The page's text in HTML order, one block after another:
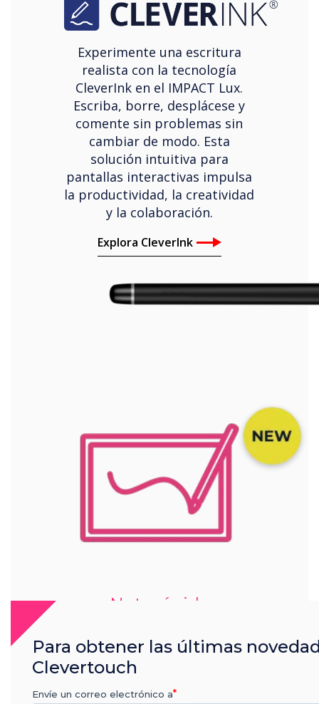
Experimente una escritura
realista con la tecnología
CleverInk en el IMPACT Lux.
Escriba, borre, desplácese y
comente sin problemas sin
cambiar de modo. Esta
solución intuitiva para
pantallas interactivas impulsa
la productividad, la creatividad
y la colaboración.
Explora CleverInk
Nota rápida
Deja que la intuición tome el control y escribe
como lo harías con un bolígrafo y una pizarra.
Para obtener las últimas
Clevertouch
Envíe un correo electrónico a